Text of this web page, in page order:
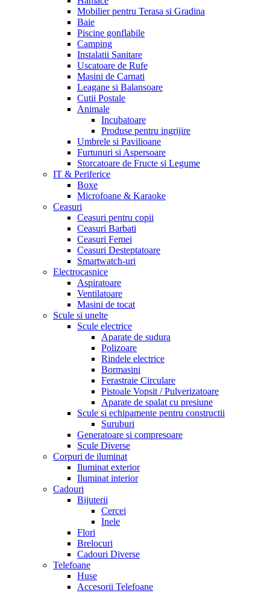
Mobilier pentru Terasa si Gradina
Baie
Piscine gonflabile
Camping
Instalatii Sanitare
Uscatoare de Rufe
Masini de Carnati
Leagane si Balansoare
Cutii Postale
Animale
Incubatoare
Produse pentru ingrijire
Umbrele si Pavilioane
Furtunuri si Aspersoare
Storcatoare de Fructe si Legume
IT & Periferice
Boxe
Microfoane & Karaoke
Ceasuri
Ceasuri pentru copii
Ceasuri Barbati
Ceasuri Femei
Ceasuri Desteptatoare
Smartwatch-uri
Electrocasnice
Aspiratoare
Ventilatoare
Masini de tocat
Scule si unelte
Scule electrice
Aparate de sudura
Polizoare
Rindele electrice
Bormasini
Ferastraie Circulare
Pistoale Vopsit / Pulverizatoare
Aparate de spalat cu presiune
Scule si echipamente pentru constructii
Suruburi
Generatoare si compresoare
Scule Diverse
Corpuri de iluminat
Iluminat exterior
Iluminat interior
Cadouri
Bijuterii
Cercei
Inele
Flori
Brelocuri
Cadouri Diverse
Telefoane
Huse
Accesorii Telefoane